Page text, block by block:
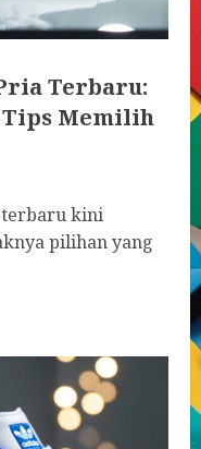
Terbaru:
Tips Memilih
terbaru kini
pilihan yang